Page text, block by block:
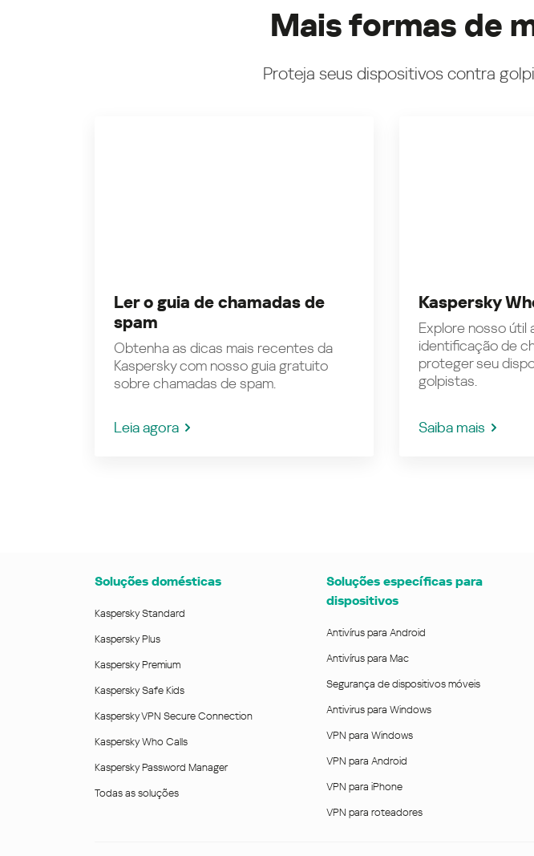
Mais formas de
Proteja seus dispositivos contra
Ler o guia de chamadas de
spam
Obtenha as dicas mais recentes da
Kaspersky com nosso guia gratuito
sobre chamadas de spam.
Leia agora
Kaspersky
Explore nosso útil
identificação de
proteger seu
golpistas.
Saiba mais
Soluções domésticas
Kaspersky Standard
Kaspersky Plus
Kaspersky Premium
Kaspersky Safe Kids
Kaspersky VPN Secure Connection
Kaspersky Who Calls
Kaspersky Password Manager
Todas as soluções
Soluções específicas para
dispositivos
Antivírus para Android
Antivírus para Mac
Segurança de dispositivos móveis
Antivirus para Windows
VPN para Windows
VPN para Android
VPN para iPhone
VPN para roteadores